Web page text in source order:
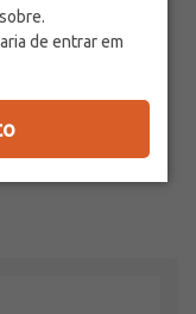
de entrar em